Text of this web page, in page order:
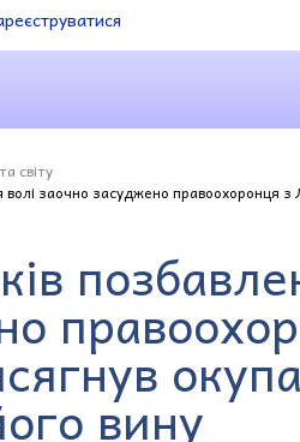
світу
волі заочно засуджено правоохоронця
вину